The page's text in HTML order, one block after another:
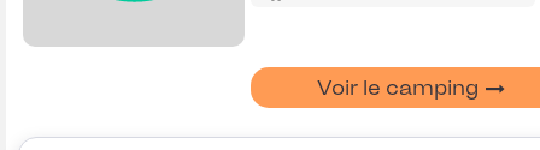
Voir le camping